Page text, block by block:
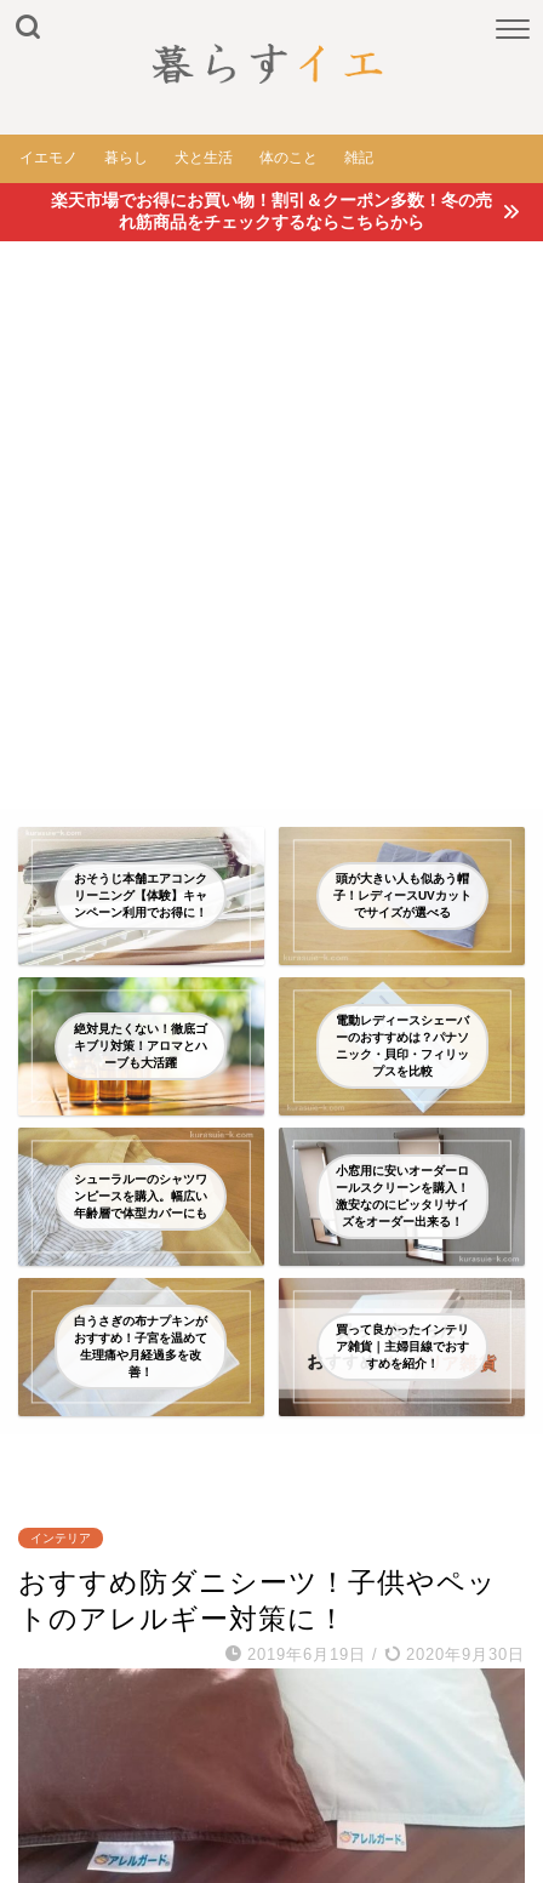
イエモノ 暮らし 犬と生活 体のこと 雑記
楽天市場でお得にお買い物！割引＆クーポン多数！冬の売
れ筋商品をチェックするならこちらから
おそうじ本舗エアコンク
リーニング【体験】キャ
ンペーン利用でお得に！
頭が大きい人も似あう帽
子！レディースUVカット
でサイズが選べる
絶対見たくない！徹底ゴ
キブリ対策！アロマとハ
ーブも大活躍
電動レディースシェーバ
ーのおすすめは？パナソ
ニック・貝印・フィリッ
プスを比較
シューラルーのシャツワ
ンピースを購入。幅広い
年齢層で体型カバーにも
小窓用に安いオーダーロ
ールスクリーンを購入！
激安なのにピッタリサイ
ズをオーダー出来る！
白うさぎの布ナプキンが
おすすめ！子宮を温めて
生理痛や月経過多を改
善！
買って良かったインテリ
ア雑貨｜主婦目線でおす
すめを紹介！
インテリア
おすすめ防ダニシーツ！子供やペッ
トのアレルギー対策に！
2019年6月19日 / 2020年9月30日